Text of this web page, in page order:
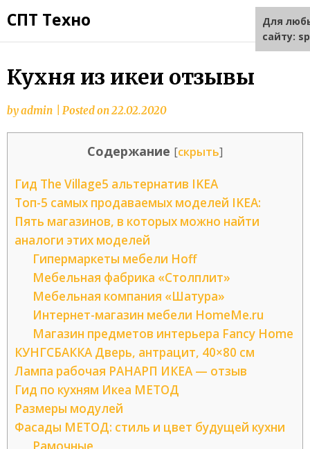
СПТ Техно
Кухня из икеи отзывы
byadmin Posted on22.02.2020
Содержание [скрыть]
Гид The Village5 альтернатив IKEA
Топ-5 самых продаваемых моделей IKEA:
Пять магазинов, в которых можно найти
аналоги этих моделей
Гипермаркеты мебели Hoff
Мебельная фабрика «Столплит»
Мебельная компания «Шатура»
Интернет-магазин мебели HomeMe.ru
Магазин предметов интерьера Fancy Home
КУНГСБАККА Дверь, антрацит, 40×80 см
Лампа рабочая РАНАРП ИКЕА — отзыв
Гид по кухням Икеа МЕТОД
Размеры модулей
Фасады МЕТОД: стиль и цвет будущей кухни
Для
сайту: